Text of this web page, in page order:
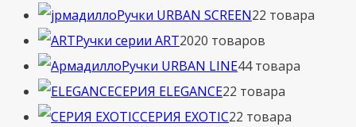
Ручки URBAN SCREEN22 товара
Ручки серии ART2020 товаров
Ручки URBAN LINE44 товара
СЕРИЯ ELEGANCE22 товара
СЕРИЯ EXOTIC22 товара